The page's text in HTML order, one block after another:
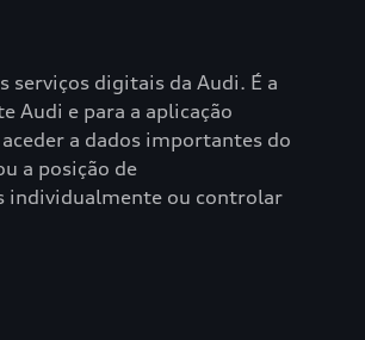
serviços digitais da Audi. É a
Audi e para a aplicação
a dados importantes do
a posição de
individualmente ou controlar